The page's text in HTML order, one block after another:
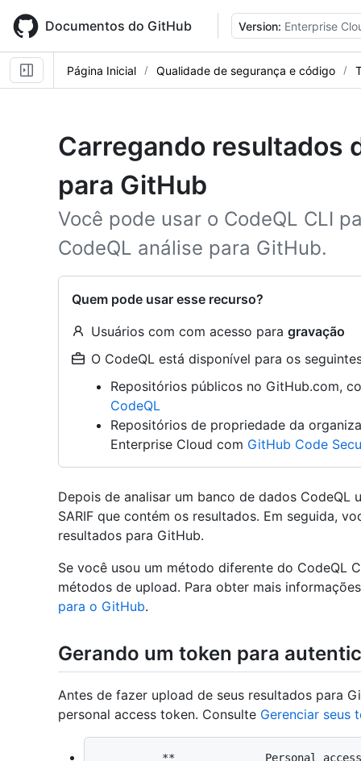
main
content
Documentos do GitHub Version: Enterprise
Página Inicial Qualidade de segurança e código
Carregando resultados
para GitHub
Você pode usar o CodeQL CLI
CodeQL análise para GitHub.
Quem pode usar esse recurso?
Usuários com com acesso para gravação
O CodeQL está disponível para os
Repositórios públicos no GitHub.com,
CodeQL
Repositórios de propriedade da
Enterprise Cloud com GitHub Code
Depois de analisar um banco de dados CodeQL
SARIF que contém os resultados. Em seguida,
resultados para GitHub.
Se você usou um método diferente do CodeQL
métodos de upload. Para obter mais
para o GitHub.
Gerando um token para
Antes de fazer upload de seus resultados para
personal access token. Consulte Gerenciar seus